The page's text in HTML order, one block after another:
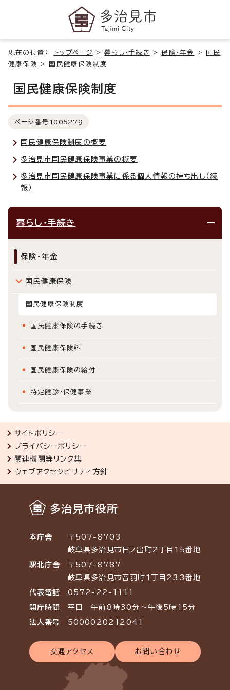
現在の位置： トップページ >暮らし・手続き >保険・年金 >
国民
健康保険
> 国民健康保険制度
国民健康保険制度
ページ番号 1005279
国民健康保険制度の概要
多治見市国民健康保険事業の概要
多治見市国民健康保険事業に係る個人情報の持ち出し（続
報）
暮らし・手続き
保険・年金
国民健康保険
国民健康保険制度
国民健康保険の手続き
国民健康保険料
国民健康保険の給付
特定健診・保健事業
サイトポリシー
プライバシーポリシー
関連機関等リンク集
ウェブアクセシビリティ方針
多治見市役所
本庁舎
〒507-8703
岐阜県多治見市日ノ出町2丁目15番地
駅北庁舎
〒507-8787
岐阜県多治見市音羽町1丁目233番地
代表電話 0572-22-1111
開庁時間 平日 午前8時30分～午後5時15分
法人番号 5000020212041
交通アクセス お問い合わせ